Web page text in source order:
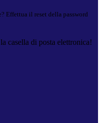
Effettua il reset della password
casella di posta elettronica!